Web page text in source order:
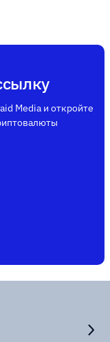
Media и откройте